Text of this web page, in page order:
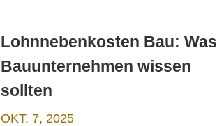
Lohnnebenkosten Bau: Was
Bauunternehmen wissen
sollten
OKT. 7, 2025